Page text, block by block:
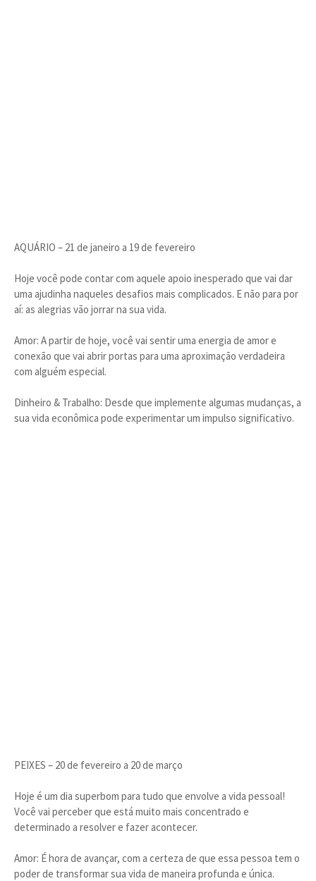
AQUÁRIO – 21 de janeiro a 19 de fevereiro
Hoje você pode contar com aquele apoio inesperado que vai dar
uma ajudinha naqueles desafios mais complicados. E não para por
aí: as alegrias vão jorrar na sua vida.
Amor: A partir de hoje, você vai sentir uma energia de amor e
conexão que vai abrir portas para uma aproximação verdadeira
com alguém especial.
Dinheiro & Trabalho: Desde que implemente algumas mudanças, a
sua vida econômica pode experimentar um impulso significativo.
PEIXES – 20 de fevereiro a 20 de março
Hoje é um dia superbom para tudo que envolve a vida pessoal!
Você vai perceber que está muito mais concentrado e
determinado a resolver e fazer acontecer.
Amor: É hora de avançar, com a certeza de que essa pessoa tem o
poder de transformar sua vida de maneira profunda e única.